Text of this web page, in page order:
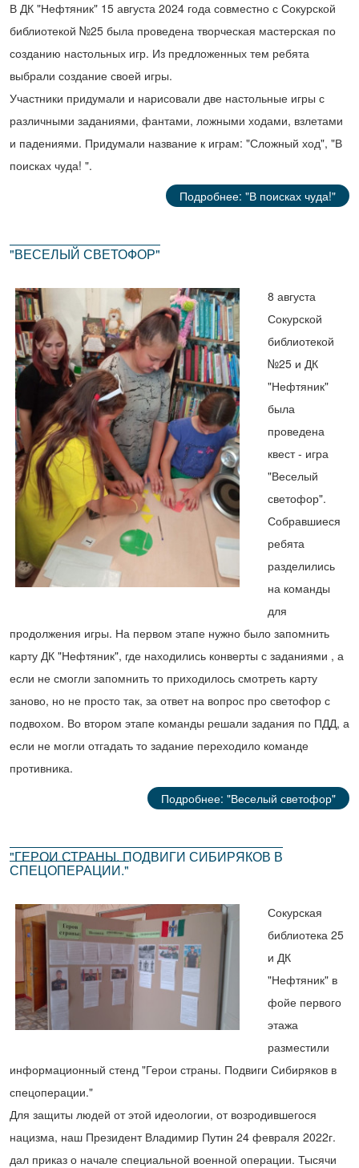
В ДК "Нефтяник" 15 августа 2024 года совместно с Сокурской
библиотекой №25 была проведена творческая мастерская по
созданию настольных игр. Из предложенных тем ребята
выбрали создание своей игры.
Участники придумали и нарисовали две настольные игры с
различными заданиями, фантами, ложными ходами, взлетами
и падениями. Придумали название к играм: "Сложный ход", "В
поисках чуда! ".
Подробнее: "В поисках чуда!"
"ВЕСЕЛЫЙ СВЕТОФОР"
8 августа
Сокурской
библиотекой
№25 и ДК
"Нефтяник"
была
проведена
квест - игра
"Веселый
светофор".
Собравшиеся
ребята
разделились
на команды
для
продолжения игры. На первом этапе нужно было запомнить
карту ДК "Нефтяник", где находились конверты с заданиями , а
если не смогли запомнить то приходилось смотреть карту
заново, но не просто так, за ответ на вопрос про светофор с
подвохом. Во втором этапе команды решали задания по ПДД, а
если не могли отгадать то задание переходило команде
противника.
Подробнее: "Веселый светофор"
"ГЕРОИ СТРАНЫ. ПОДВИГИ СИБИРЯКОВ В
СПЕЦОПЕРАЦИИ."
Сокурская
библиотека 25
и ДК
"Нефтяник" в
фойе первого
этажа
разместили
информационный стенд "Герои страны. Подвиги Сибиряков в
спецоперации."
Для защиты людей от этой идеологии, от возродившегося
нацизма, наш Президент Владимир Путин 24 февраля 2022г.
дал приказ о начале специальной военной операции. Тысячи